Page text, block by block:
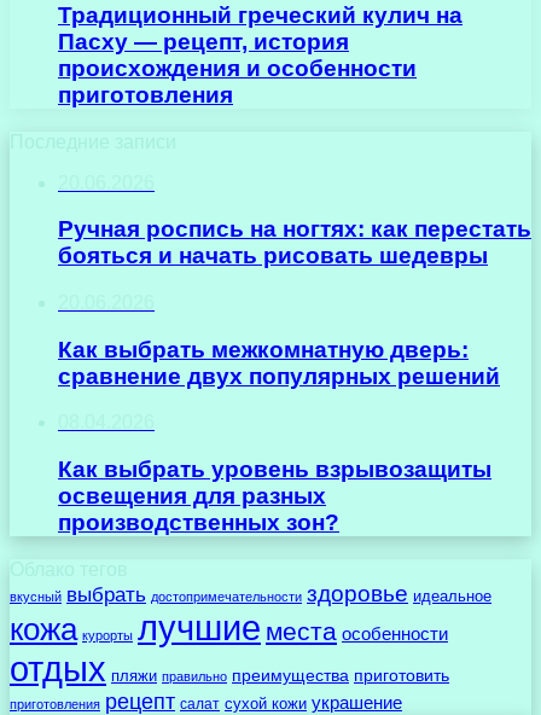
Традиционный греческий кулич на
Пасху — рецепт, история
происхождения и особенности
приготовления
Последние записи
Ручная роспись на ногтях: как перестать
бояться и начать рисовать шедевры
Как выбрать межкомнатную дверь:
сравнение двух популярных решений
Как выбрать уровень взрывозащиты
освещения для разных
производственных зон?
Облако тегов
вкусный выбрать достопримечательности здоровье идеальное
кожа курорты лучшие места особенности
отдых пляжи правильно преимущества приготовить
приготовления рецепт салат сухой кожи украшение